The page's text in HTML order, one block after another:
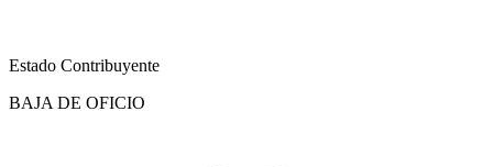
Estado Contribuyente
BAJA DE OFICIO